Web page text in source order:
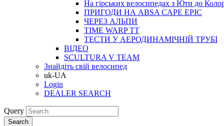
На гірських велосипедах з Юти до
ПРИГОДИ НА ABSA CAPE EPIC
ЧЕРЕЗ АЛЬПИ
TIME WARP TT
ТЕСТИ У АЕРОДИНАМІЧНІЙ ТРУБІ
ВІДЕО
SCULTURA V TEAM
Знайдіть свій велосипед
uk-UA
Login
DEALER SEARCH
Query
Search